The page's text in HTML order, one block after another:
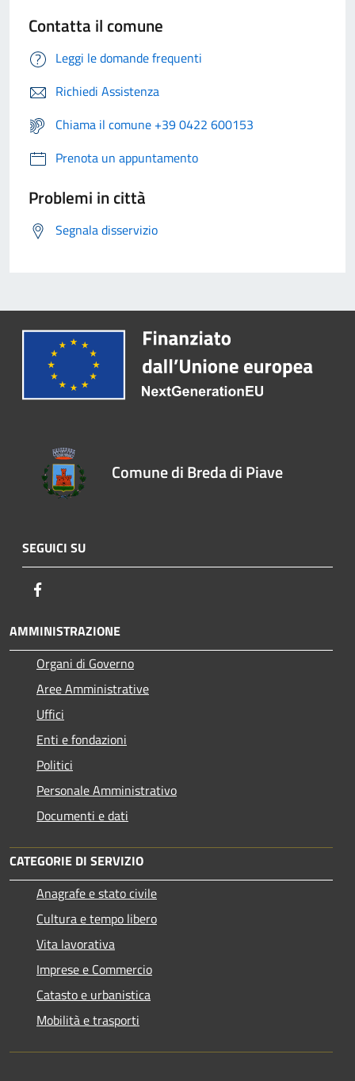
Contatta il comune
Leggi le domande frequenti
Richiedi Assistenza
Chiama il comune +39 0422 600153
Prenota un appuntamento
Problemi in città
Segnala disservizio
Comune di Breda di Piave
SEGUICI SU
AMMINISTRAZIONE
Organi di Governo
Aree Amministrative
Uffici
Enti e fondazioni
Politici
Personale Amministrativo
Documenti e dati
CATEGORIE DI SERVIZIO
Anagrafe e stato civile
Cultura e tempo libero
Vita lavorativa
Imprese e Commercio
Catasto e urbanistica
Mobilità e trasporti